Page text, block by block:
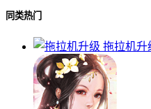
同类热门
拖拉机升